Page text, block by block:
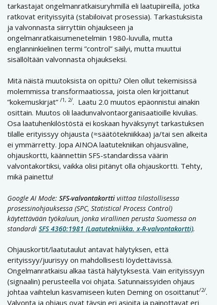
tarkastajat ongelmanratkaisuryhmillä eli laatupiireillä, jotka
ratkovat erityissyitä (stabiloivat prosessia). Tarkastuksista
ja valvonnasta siirryttiin ohjaukseen ja
ongelmanratkaisumenetelmiin 1980-luvulla, mutta
englanninkielinen termi ”control” säilyi, mutta muuttui
sisällöltään valvonnasta ohjaukseksi.
Mitä näistä muutoksista on opittu? Olen ollut tekemisissä
molemmissa transformaatiossa, joista olen kirjoittanut
”kokemuskirjat” /1, 2/. Laatu 2.0 muutos epäonnistui ainakin
osittain. Muutos oli laadunvalvontaorganisaatioille kivulias.
Osa laatuhenkilöstöstä ei koskaan hyväksynyt tarkastuksen
tilalle erityissyy ohjausta (≈säätötekniikkaa) ja/tai sen alkeita
ei ymmärretty. Jopa AINOA laatutekniikan ohjausväline,
ohjauskortti, käännettiin SFS-standardissa väärin
valvontakortiksi, vaikka olisi pitänyt olla ohjauskortti. Tehty,
mikä painettu!
Google AI Mode: SFS-valvontakortti viittaa tilastollisessa
prosessinohjauksessa (SPC, Statistical Process Control)
käytettävään työkaluun, jonka virallinen perusta Suomessa on
standardi SFS 4360:1981 (Laatutekniikka. x-R-valvontakortti).
Ohjauskortit/laatutaulut antavat hälytyksen, että
erityissyy/juurisyy on mahdollisesti löydettävissä.
Ongelmanratkaisu alkaa tästä hälytyksestä. Vain erityissyyn
(signaalin) perusteella voi ohjata. Satunnaissyiden ohjaus
johtaa vaihtelun kasvamiseen kuten Deming on osoittanut/2/.
Valvonta ja ohjaus ovat täysin eri asioita ja painottavat eri